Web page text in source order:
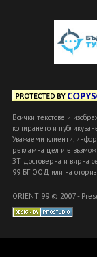
Всички текстове и
копирането и
Уважаеми клиенти,
рекламна цел и е
ЗТ достоверна и вярна
99 БГ ООД или на
ORIENT 99 © 2007 -